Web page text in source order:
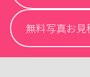
無料写真お見